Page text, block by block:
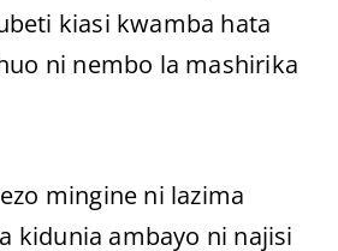
kiasi kwamba hata
ni nembo la mashirika
mingine ni lazima
kidunia ambayo ni najisi